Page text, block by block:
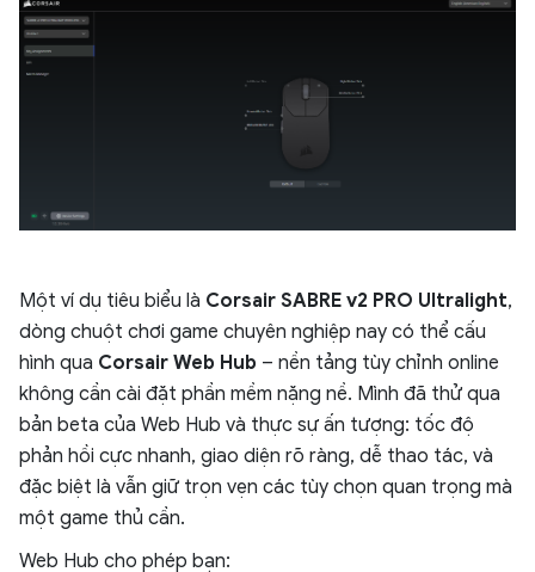
Một ví dụ tiêu biểu là Corsair SABRE v2 PRO Ultralight,
dòng chuột chơi game chuyên nghiệp nay có thể cấu
hình qua Corsair Web Hub – nền tảng tùy chỉnh online
không cần cài đặt phần mềm nặng nề. Mình đã thử qua
bản beta của Web Hub và thực sự ấn tượng: tốc độ
phản hồi cực nhanh, giao diện rõ ràng, dễ thao tác, và
đặc biệt là vẫn giữ trọn vẹn các tùy chọn quan trọng mà
một game thủ cần.
Web Hub cho phép bạn: